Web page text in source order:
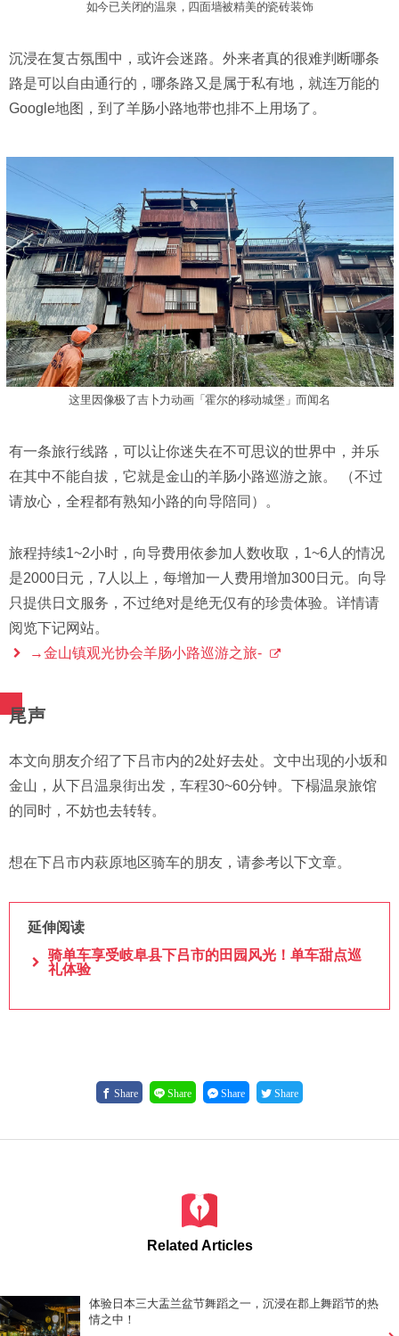
如今已关闭的温泉，四面墙被精美的瓷砖装饰
沉浸在复古氛围中，或许会迷路。外来者真的很难判断哪条
路是可以自由通行的，哪条路又是属于私有地，就连万能的
Google地图，到了羊肠小路地带也排不上用场了。
这里因像极了吉卜力动画「霍尔的移动城堡」而闻名
有一条旅行线路，可以让你迷失在不可思议的世界中，并乐
在其中不能自拔，它就是金山的羊肠小路巡游之旅。 （不过
请放心，全程都有熟知小路的向导陪同）。
旅程持续1~2小时，向导费用依参加人数收取，1~6人的情况
是2000日元，7人以上，每增加一人费用增加300日元。向导
只提供日文服务，不过绝对是绝无仅有的珍贵体验。详情请
阅览下记网站。
→金山镇观光协会羊肠小路巡游之旅-
尾声
本文向朋友介绍了下吕市内的2处好去处。文中出现的小坂和
金山，从下吕温泉街出发，车程30~60分钟。下榻温泉旅馆
的同时，不妨也去转转。
想在下吕市内萩原地区骑车的朋友，请参考以下文章。
延伸阅读
骑单车享受岐阜县下吕市的田园风光！单车甜点巡
礼体验
Share Share Share Share
Related Articles
体验日本三大盂兰盆节舞蹈之一，沉浸在郡上舞蹈节的热
情之中！